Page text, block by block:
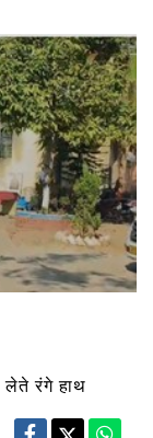
लेते रंगे हाथ